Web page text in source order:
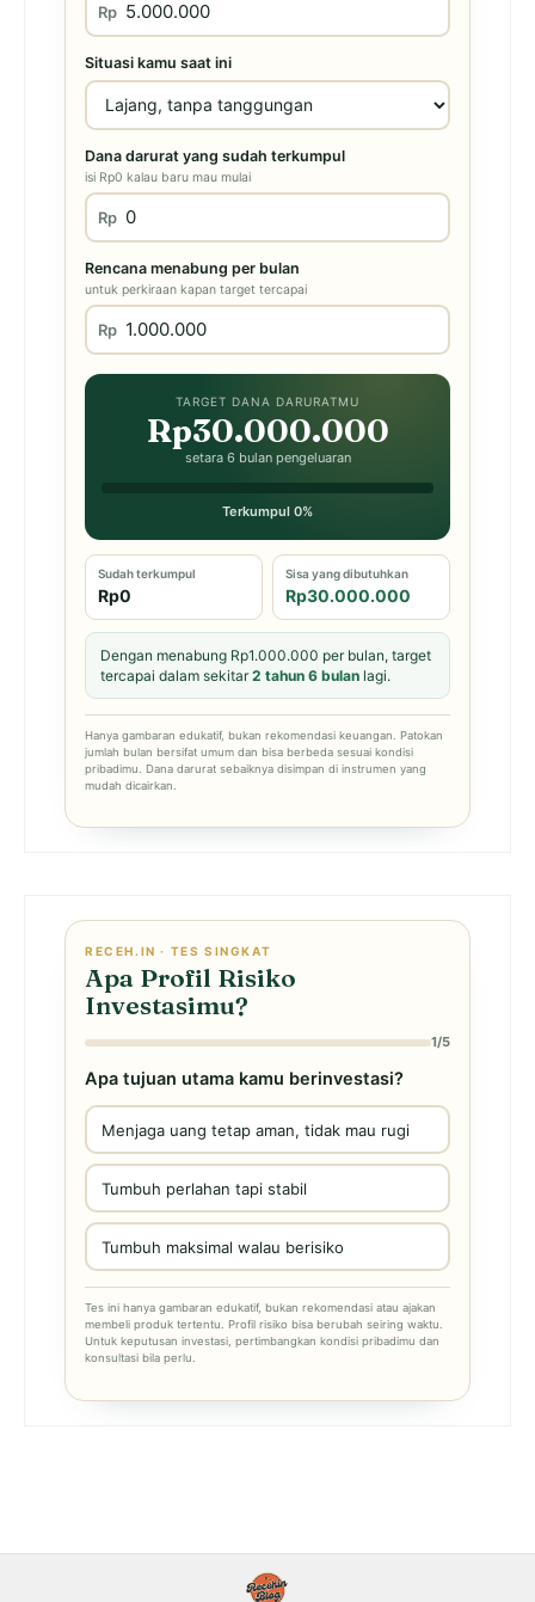
Rp
Situasi kamu saat ini
Dana darurat yang sudah terkumpul
isi Rp0 kalau baru mau mulai
Rp
Rencana menabung per bulan
untuk perkiraan kapan target tercapai
Rp
TARGET DANA DARURATMU
Rp30.000.000
setara 6 bulan pengeluaran
Terkumpul 0%
Sudah terkumpul
Rp0
Sisa yang dibutuhkan
Rp30.000.000
Dengan menabung Rp1.000.000 per bulan, target
tercapai dalam sekitar2 tahun 6 bulan lagi.
Hanya gambaran edukatif, bukan rekomendasi keuangan. Patokan
jumlah bulan bersifat umum dan bisa berbeda sesuai kondisi
pribadimu. Dana darurat sebaiknya disimpan di instrumen yang
mudah dicairkan.
RECEH.IN · TES SINGKAT
Apa Profil Risiko
Investasimu?
1/5
Apa tujuan utama kamu berinvestasi?
Menjaga uang tetap aman, tidak mau rugi
Tumbuh perlahan tapi stabil
Tumbuh maksimal walau berisiko
Tes ini hanya gambaran edukatif, bukan rekomendasi atau ajakan
membeli produk tertentu. Profil risiko bisa berubah seiring waktu.
Untuk keputusan investasi, pertimbangkan kondisi pribadimu dan
konsultasi bila perlu.